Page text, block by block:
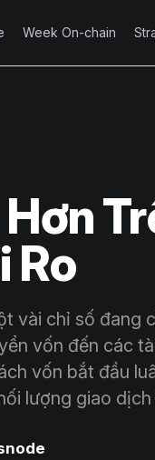
Week On-chain
Ro
vài chỉ số đang
vốn đến các
vốn bắt đầu
lượng giao dịch